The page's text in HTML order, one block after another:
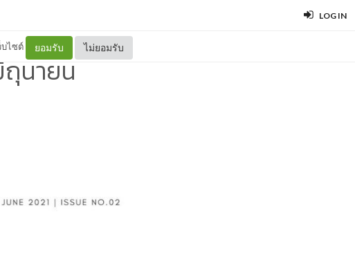
LOG IN
บไซต์ ยอมรับ ไม่ยอมรับ
ถุนายน